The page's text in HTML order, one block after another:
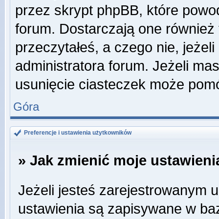
przez skrypt phpBB, które
forum. Dostarczają one
przeczytałeś, a czego nie,
administratora forum. Jeżeli
usunięcie ciasteczek może
Góra
Preferencje i ustawienia użytkowników
» Jak zmienić moje
Jeżeli jesteś zarejestrowanym
ustawienia są zapisywane w